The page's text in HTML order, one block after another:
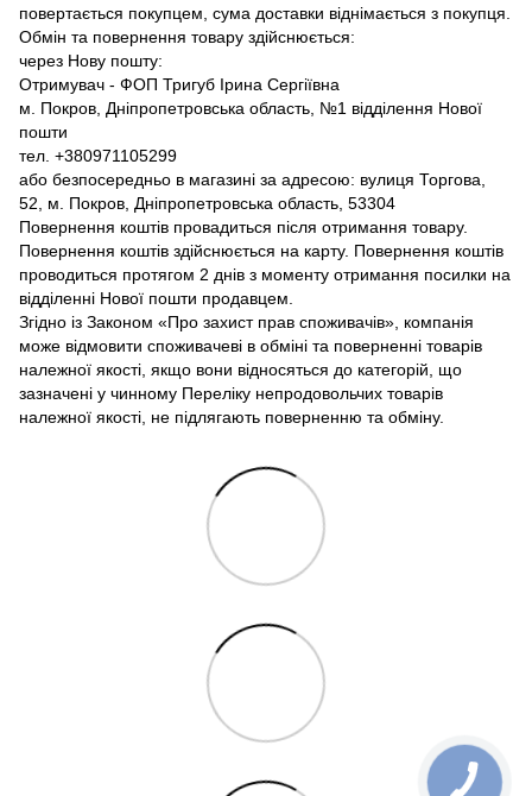
повертається покупцем, сума доставки віднімається з покупця.
Обмін та повернення товару здійснюється:
через Нову пошту:
Отримувач - ФОП Тригуб Ірина Сергіївна
м. Покров, Дніпропетровська область, №1 відділення Нової
пошти
тел. +380971105299
або безпосередньо в магазині за адресою: вулиця Торгова,
52, м. Покров, Дніпропетровська область, 53304
Повернення коштів провадиться після отримання товару.
Повернення коштів здійснюється на карту. Повернення коштів
проводиться протягом 2 днів з моменту отримання посилки на
відділенні Нової пошти продавцем.
Згідно із Законом «Про захист прав споживачів», компанія
може відмовити споживачеві в обміні та поверненні товарів
належної якості, якщо вони відносяться до категорій, що
зазначені у чинному Переліку непродовольчих товарів
належної якості, не підлягають поверненню та обміну.